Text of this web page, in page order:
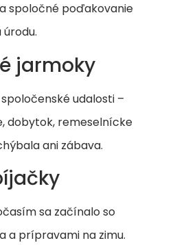
spoločné poďakovanie
úrodu.
jarmoky
udalosti –
dobytok, remeselnícke
ani zábava.
sa začínalo so
a prípravami na zimu.